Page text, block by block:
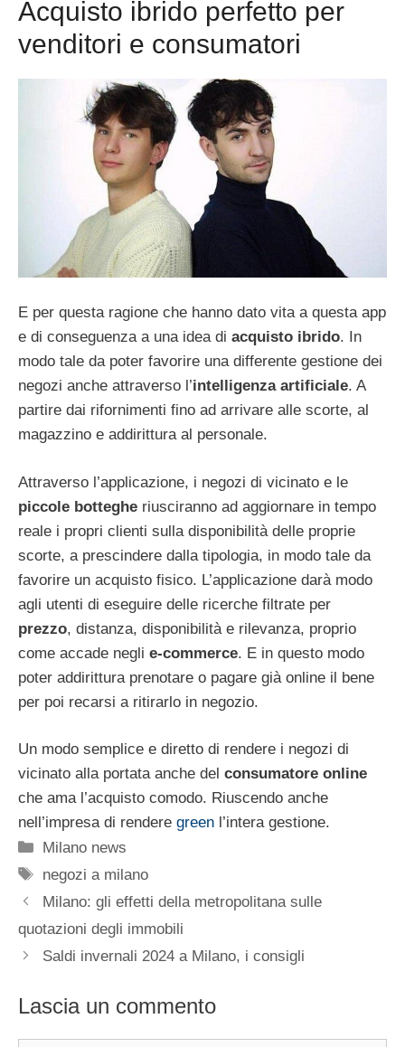
Acquisto ibrido perfetto per
venditori e consumatori
E per questa ragione che hanno dato vita a questa app
e di conseguenza a una idea di acquisto ibrido. In
modo tale da poter favorire una differente gestione dei
negozi anche attraverso l’intelligenza artificiale. A
partire dai rifornimenti fino ad arrivare alle scorte, al
magazzino e addirittura al personale.
Attraverso l’applicazione, i negozi di vicinato e le
piccole botteghe riusciranno ad aggiornare in tempo
reale i propri clienti sulla disponibilità delle proprie
scorte, a prescindere dalla tipologia, in modo tale da
favorire un acquisto fisico. L’applicazione darà modo
agli utenti di eseguire delle ricerche filtrate per
prezzo, distanza, disponibilità e rilevanza, proprio
come accade negli e-commerce. E in questo modo
poter addirittura prenotare o pagare già online il bene
per poi recarsi a ritirarlo in negozio.
Un modo semplice e diretto di rendere i negozi di
vicinato alla portata anche del consumatore online
che ama l’acquisto comodo. Riuscendo anche
nell’impresa di rendere green l’intera gestione.
Categorie
Milano news
Tag
negozi a milano
Milano: gli effetti della metropolitana sulle
quotazioni degli immobili
Saldi invernali 2024 a Milano, i consigli
Lascia un commento